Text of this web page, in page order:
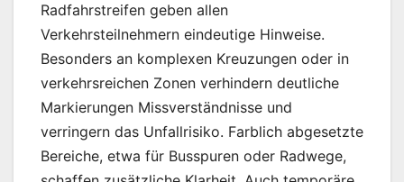
Radfahrstreifen geben allen
Verkehrsteilnehmern eindeutige Hinweise.
Besonders an komplexen Kreuzungen oder in
verkehrsreichen Zonen verhindern deutliche
Markierungen Missverständnisse und
verringern das Unfallrisiko. Farblich abgesetzte
Bereiche, etwa für Busspuren oder Radwege,